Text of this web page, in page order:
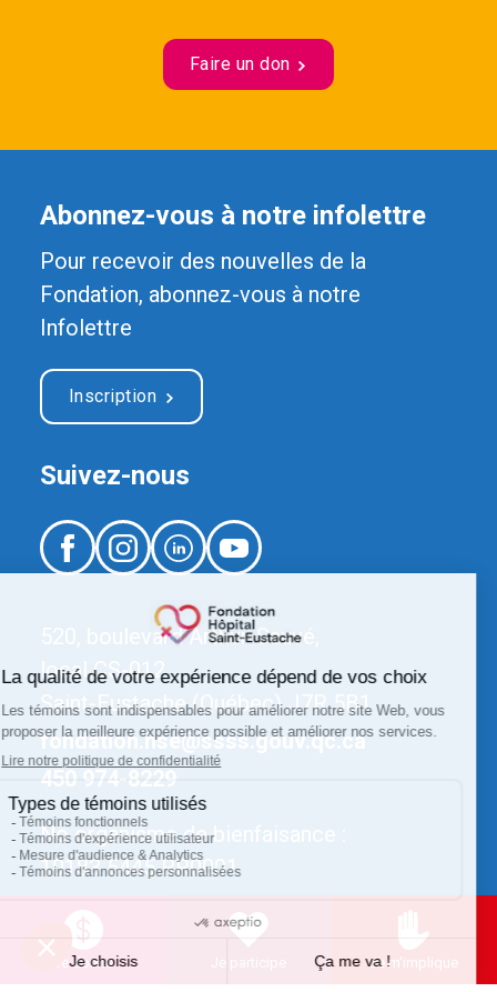
Faire un don
520, boulevard Arthur-Sauvé,
local CS-012
Saint-Eustache (Québec) J7R 5B1
fondation.hse@ssss.gouv.qc.ca
450 974-8229
No organisme de bienfaisance :
10183 5445 RR0001
Abonnez-vous à notre infolettre
Pour recevoir des nouvelles de la
Fondation, abonnez-vous à notre
Infolettre
Inscription
Suivez-nous
Je donne Je m'implique